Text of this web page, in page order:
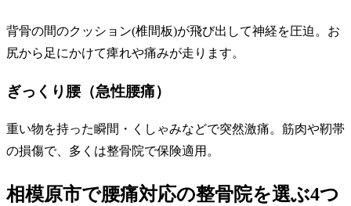
背骨の間のクッション(椎間板)が飛び出して神経を圧迫。お
尻から足にかけて痺れや痛みが走ります。
ぎっくり腰（急性腰痛）
重い物を持った瞬間・くしゃみなどで突然激痛。筋肉や靭帯
の損傷で、多くは整骨院で保険適用。
相模原市で腰痛対応の整骨院を選ぶ4つ